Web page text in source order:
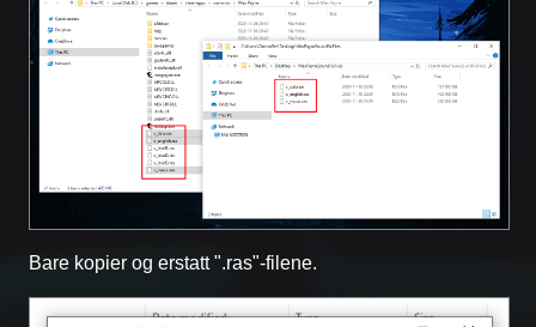
Bare kopier og erstatt ".ras"-filene.